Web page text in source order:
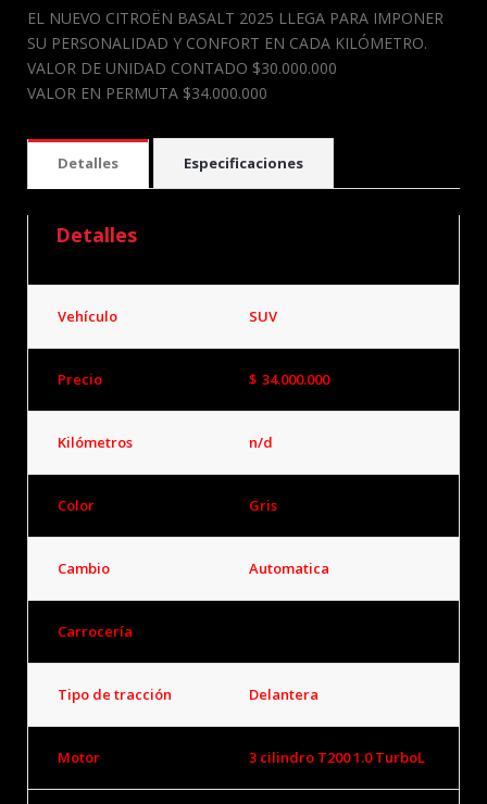
EL NUEVO CITROËN BASALT 2025 LLEGA PARA IMPONER
SU PERSONALIDAD Y CONFORT EN CADA KILÓMETRO.
VALOR DE UNIDAD CONTADO $30.000.000
VALOR EN PERMUTA $34.000.000
Detalles Especificaciones
Detalles
Vehículo SUV
Precio $ 34.000.000
Kilómetros n/d
Color Gris
Cambio Automatica
Carrocería
Tipo de tracción Delantera
Motor 3 cilindro T200 1.0 TurboL